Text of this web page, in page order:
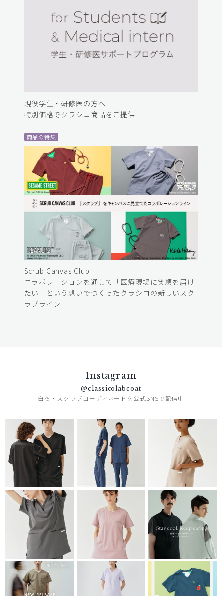
現役学生・研修医の方へ
特別価格でクラシコ商品をご提供
商品の特集
Scrub Canvas Club
コラボレーションを通して「医療現場に笑顔を届け
たい」という想いでつくったクラシコの新しいスク
ラブライン
Instagram
@classicolabcoat
白衣・スクラブコーディネートを公式SNSで配信中